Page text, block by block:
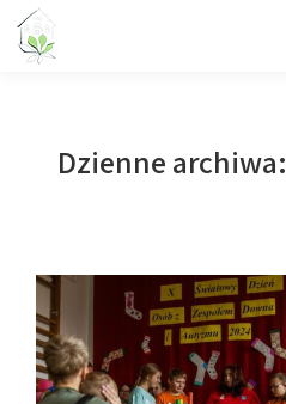
treści
Dzienne archiwa: